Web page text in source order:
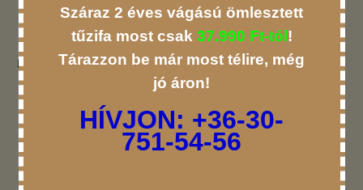
Száraz 2 éves vágású ömlesztett
tűzifa most csak 37.990 Ft-tól!
Tárazzon be már most télire, még
jó áron!
HÍVJON: +36-30-
751-54-56